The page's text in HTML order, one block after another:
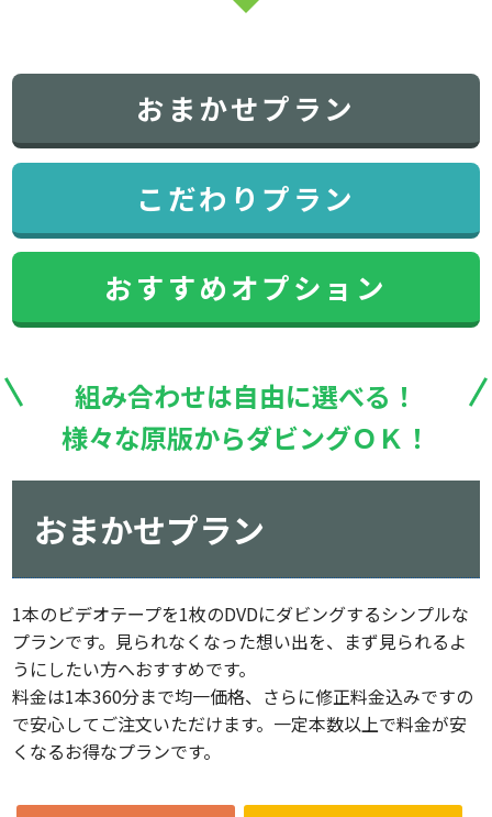
おまかせプラン
こだわりプラン
おすすめオプション
組み合わせは自由に選べる！
様々な原版からダビングＯＫ！
おまかせプラン
1本のビデオテープを1枚のDVDにダビングするシンプルな
プランです。見られなくなった想い出を、まず見られるよ
うにしたい方へおすすめです。
料金は1本360分まで均一価格、さらに修正料金込みですの
で安心してご注文いただけます。一定本数以上で料金が安
くなるお得なプランです。